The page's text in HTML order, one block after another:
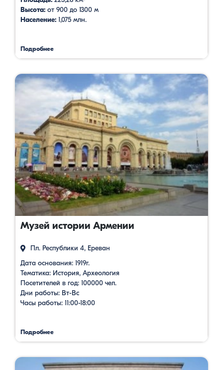
Высота: от 900 до 1300 м
Население: 1,075 млн.
Подробнее
Музей истории Армении
Пл. Республики 4, Ереван
Дата основания: 1919г.
Тематика: История, Археология
Посетителей в год: 100000 чел.
Дни работы: Вт-Вс
Часы работы: 11:00-18:00
Подробнее